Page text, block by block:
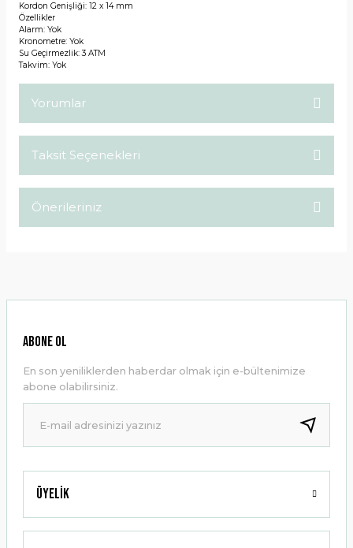
Kordon Genişliği: 12 x 14 mm
Özellikler
Alarm: Yok
Kronometre: Yok
Su Geçirmezlik: 3 ATM
Takvim: Yok
Yorumlar
Taksit Seçenekleri
Önerileriniz
Ürün resmi kalitesiz, bozuk veya görüntülenemiyor.
Ürün bilgilerinde hatalar bulunuyor.
Ürün fiyatı diğer sitelerden daha pahalı.
Bu ürüne benzer farklı alternatifler olmalı.
Gönder
Üyelik
ABONE OL
En son yeniliklerden haberdar olmak için e-bültenimize
abone olabilirsiniz.